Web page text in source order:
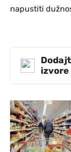
napustiti
izvore